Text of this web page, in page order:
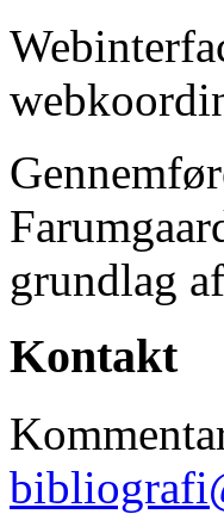
grundlag
Kontakt